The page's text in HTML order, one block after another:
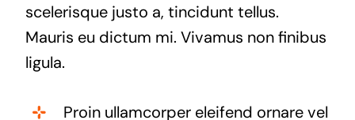
scelerisque justo a, tincidunt tellus.
Mauris eu dictum mi. Vivamus non finibus
ligula.
Proin ullamcorper eleifend ornare vel